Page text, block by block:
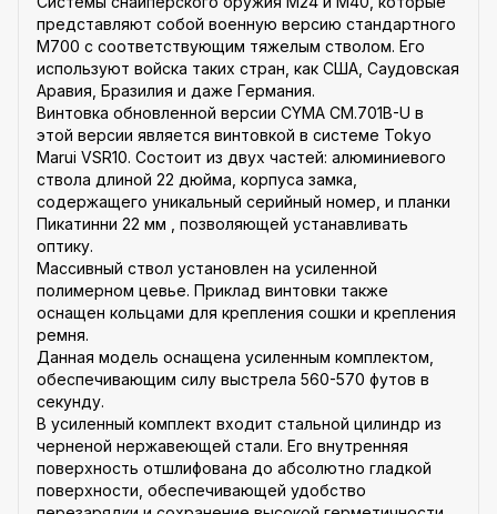
представляют собой военную версию стандартного
M700 с соответствующим тяжелым стволом. Его
используют войска таких стран, как США, Саудовская
Аравия, Бразилия и даже Германия.
Винтовка обновленной версии CYMA CM.701B-U в
этой версии является винтовкой в системе Tokyo
Marui VSR10. Состоит из двух частей: алюминиевого
ствола длиной 22 дюйма, корпуса замка,
содержащего уникальный серийный номер, и планки
Пикатинни 22 мм , позволяющей устанавливать
оптику.
Массивный ствол установлен на усиленной
полимерном цевье. Приклад винтовки также
оснащен кольцами для крепления сошки и крепления
ремня.
Данная модель оснащена усиленным комплектом,
обеспечивающим силу выстрела 560-570 футов в
секунду.
В усиленный комплект входит стальной цилиндр из
черненой нержавеющей стали. Его внутренняя
поверхность отшлифована до абсолютно гладкой
поверхности, обеспечивающей удобство